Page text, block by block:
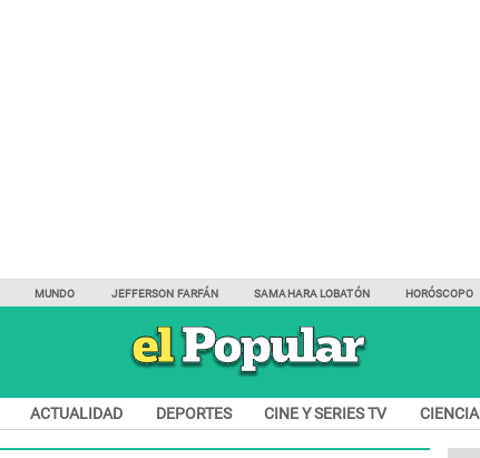
MUNDO JEFFERSON FARFÁN SAMAHARA LOBATÓN HORÓSCOPO
ACTUALIDAD DEPORTES CINE Y SERIES TV CIENCIA